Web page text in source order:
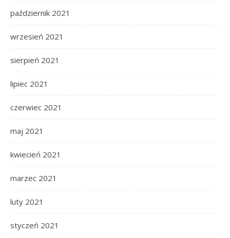
październik 2021
wrzesień 2021
sierpień 2021
lipiec 2021
czerwiec 2021
maj 2021
kwiecień 2021
marzec 2021
luty 2021
styczeń 2021